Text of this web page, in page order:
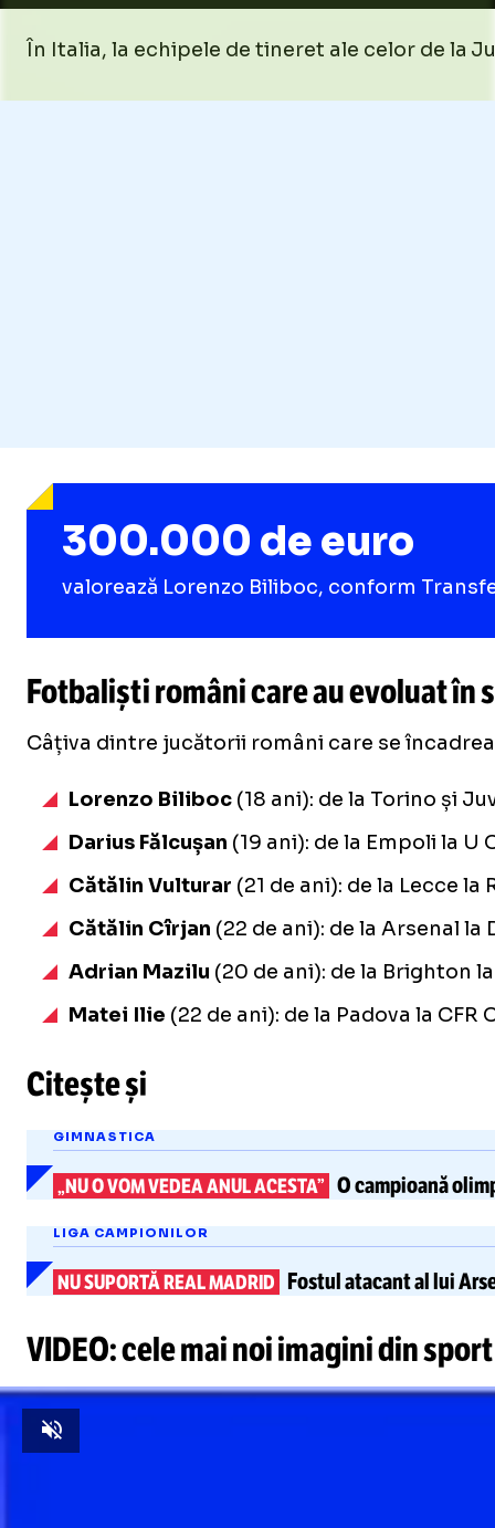
În Italia, la echipele de tineret ale celor de la
300.000 de euro
valorează Lorenzo Biliboc, conform
Fotbaliști români care au evoluat în
Câțiva dintre jucătorii români care se
Lorenzo Biliboc(18 ani): de la Torino și
Darius Fălcușan (19 ani): de la Empoli la U
Cătălin Vulturar (21 de ani): de la Lecce la
Cătălin Cîrjan (22 de ani): de la Arsenal
Adrian Mazilu (20 de ani): de la Brighton
Matei Ilie (22 de ani): de la Padova la CFR
Citește și
GIMNASTICA
„NU O VOM VEDEA ANUL ACESTA” O campioană
LIGA CAMPIONILOR
NU SUPORTĂ REAL MADRID Fostul atacant al lui
VIDEO: cele mai noi imagini din sport
Unmute